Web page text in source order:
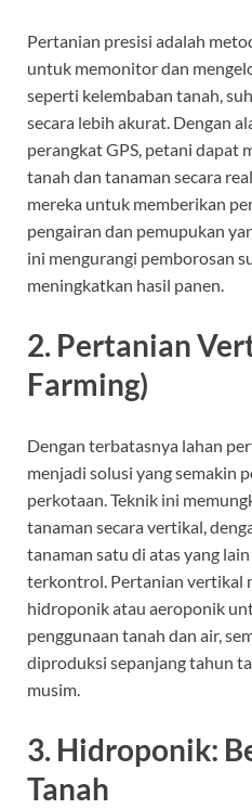
Pertanian presisi adalah
untuk memonitor dan
seperti kelembaban tanah,
secara lebih akurat. Dengan
perangkat GPS, petani dapat
tanah dan tanaman secara
mereka untuk memberikan
pengairan dan pemupukan
ini mengurangi pemborosan
meningkatkan hasil panen.
2. Pertanian
Farming)
Dengan terbatasnya lahan
menjadi solusi yang semakin
perkotaan. Teknik ini
tanaman secara vertikal,
tanaman satu di atas yang
terkontrol. Pertanian vertikal
hidroponik atau aeroponik
penggunaan tanah dan air,
diproduksi sepanjang tahun
musim.
3. Hidroponik:
Tanah